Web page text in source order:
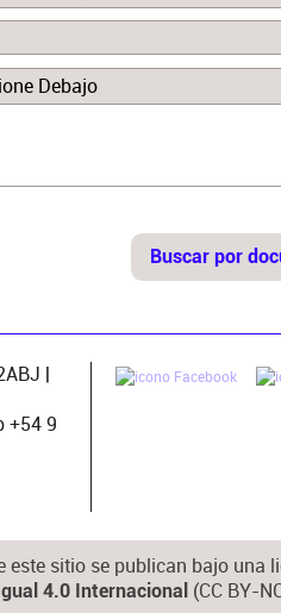
|
+54 9
sitio se publican bajo una
4.0 Internacional (CC BY-